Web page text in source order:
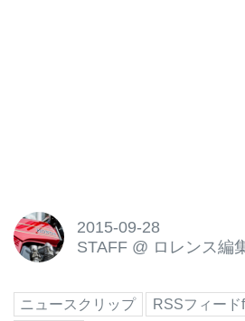
2015-09-28
STAFF @ ロレンス編
ニュースクリップ
RSSフィード